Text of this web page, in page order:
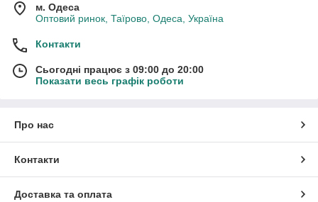
м. Одеса
Оптовий ринок, Таїрово, Одеса, Україна
Контакти
Сьогодні працює з 09:00 до 20:00
Показати весь графік роботи
Про нас
Контакти
Доставка та оплата